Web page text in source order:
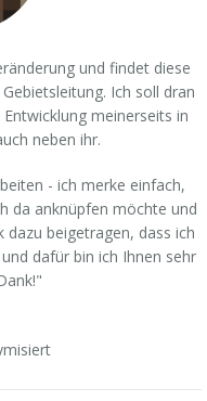
und findet diese
Ich soll dran
meinerseits in
neben ihr.
- ich merke einfach,
da anknüpfen möchte und
dazu beigetragen, dass ich
dafür bin ich Ihnen sehr